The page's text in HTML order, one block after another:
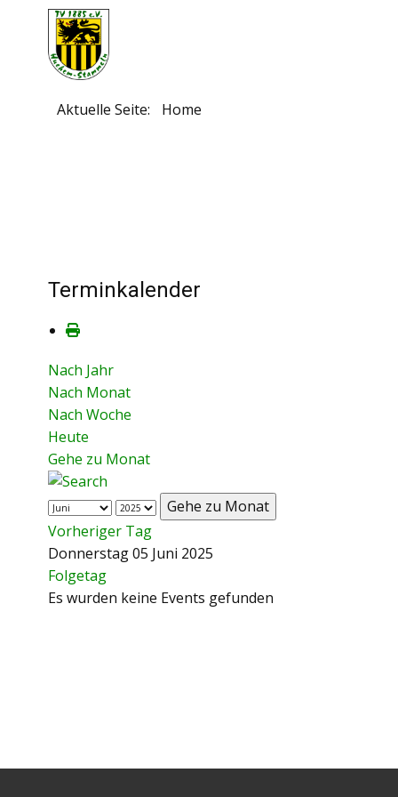
Aktuelle Seite: Home
Terminkalender
Nach Jahr
Nach Monat
Nach Woche
Heute
Gehe zu Monat
Gehe zu Monat
Vorheriger Tag
Donnerstag 05 Juni 2025
Folgetag
Es wurden keine Events gefunden